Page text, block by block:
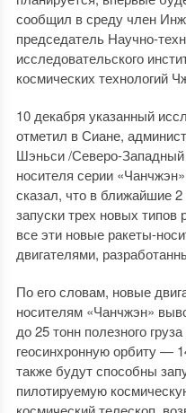
сообщил в среду член
председатель Научно-
исследовательского
космических технологий
10 декабря указанный
отметил в Сиане,
Шэньси /Северо-Западный
носителя серии
сказал, что в ближайшие
запуски трех новых
все эти новые ракеты-
двигателями,
По его словам, новые
носителям «Чанчжэн»
до 25 тонн полезного
геосинхронную орбиту —
также будут способны
пилотируемую